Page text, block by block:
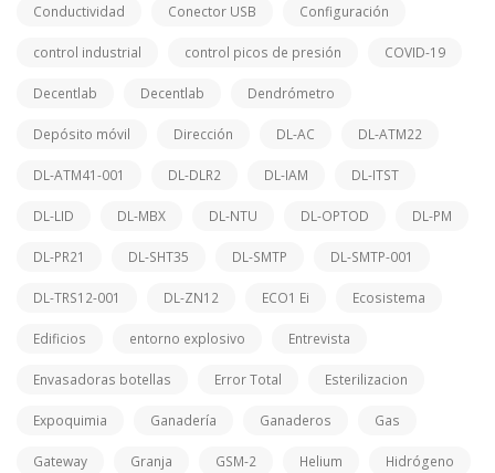
Conductividad Conector USB Configuración
control industrial control picos de presión COVID-19
Decentlab Decentlab Dendrómetro
Depósito móvil Dirección DL-AC DL-ATM22
DL-ATM41-001 DL-DLR2 DL-IAM DL-ITST
DL-LID DL-MBX DL-NTU DL-OPTOD DL-PM
DL-PR21 DL-SHT35 DL-SMTP DL-SMTP-001
DL-TRS12-001 DL-ZN12 ECO1 Ei Ecosistema
Edificios entorno explosivo Entrevista
Envasadoras botellas Error Total Esterilizacion
Expoquimia Ganadería Ganaderos Gas
Gateway Granja GSM-2 Helium Hidrógeno